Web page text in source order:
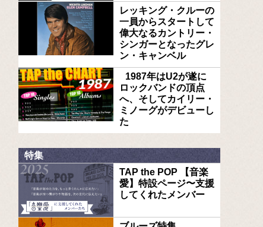
レッキング・クルーの
一員からスタートして
偉大なるカントリー・
シンガーとなったグレ
ン・キャンベル
1987年はU2が遂に
ロックバンドの頂点
へ、そしてカイリー・
ミノーグがデビューし
た
特集
TAP the POP 【音楽
愛】特設ページ〜支援
してくれたメンバー